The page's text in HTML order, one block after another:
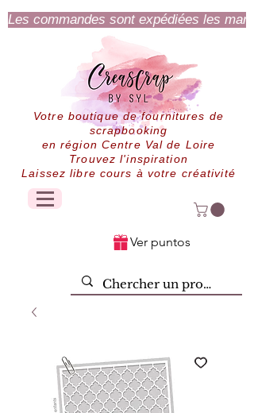
Les commandes sont expédiées les
Votre boutique de fournitures de
scrapbooking
en région Centre Val de Loire
Trouvez l'inspiration
Laissez libre cours à votre créativité
Ver puntos